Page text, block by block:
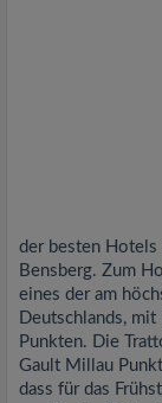
der besten Hotels
Bensberg. Zum
eines der am
Deutschlands,
Punkten. Die
Gault Millau
dass für das